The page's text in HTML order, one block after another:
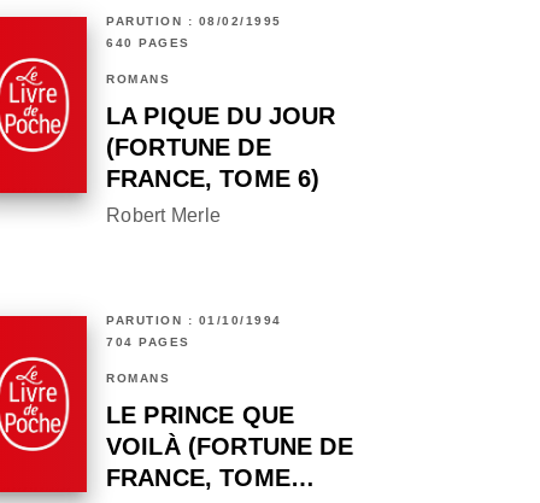
PARUTION : 08/02/1995
640 PAGES
ROMANS
LA PIQUE DU JOUR
(FORTUNE DE
FRANCE, TOME 6)
Robert Merle
PARUTION : 01/10/1994
704 PAGES
ROMANS
LE PRINCE QUE
VOILÀ (FORTUNE DE
FRANCE, TOME…